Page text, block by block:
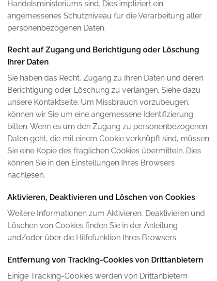
Handelsministeriums sind. Dies impliziert ein
angemessenes Schutzniveau für die Verarbeitung aller
personenbezogenen Daten.
Recht auf Zugang und Berichtigung oder Löschung
Ihrer Daten
Sie haben das Recht, Zugang zu Ihren Daten und deren
Berichtigung oder Löschung zu verlangen. Siehe dazu
unsere Kontaktseite. Um Missbrauch vorzubeugen,
können wir Sie um eine angemessene Identifizierung
bitten. Wenn es um den Zugang zu personenbezogenen
Daten geht, die mit einem Cookie verknüpft sind, müssen
Sie eine Kopie des fraglichen Cookies übermitteln. Dies
können Sie in den Einstellungen Ihres Browsers
nachlesen.
Aktivieren, Deaktivieren und Löschen von Cookies
Weitere Informationen zum Aktivieren, Deaktivieren und
Löschen von Cookies finden Sie in der Anleitung
und/oder über die Hilfefunktion Ihres Browsers.
Entfernung von Tracking-Cookies von Drittanbietern
Einige Tracking-Cookies werden von Drittanbietern